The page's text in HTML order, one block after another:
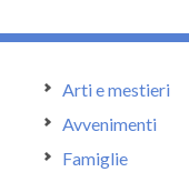
Arti e mestieri
Avvenimenti
Famiglie